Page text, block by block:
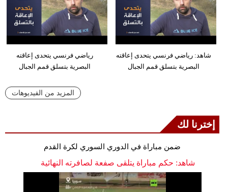
رياضي فرنسي يتحدى إعاقته
البصرية بتسلق قمم الجبال
شاهد: رياضي فرنسي يتحدى إعاقته
البصرية بتسلق قمم الجبال
المزيد من الفيديوهات
إخترنا لك
ضمن مباراة في الدوري السوري لكرة القدم
شاهد: حكم مباراة يتلقى صفعة لصافرته النهائية